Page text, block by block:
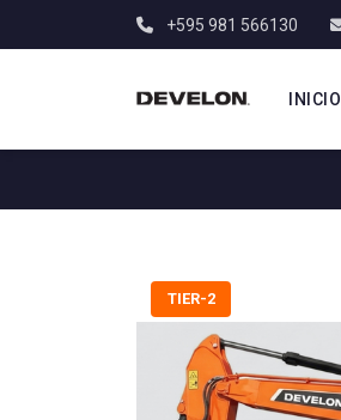
+595 981 566130
INICIO
TIER-2